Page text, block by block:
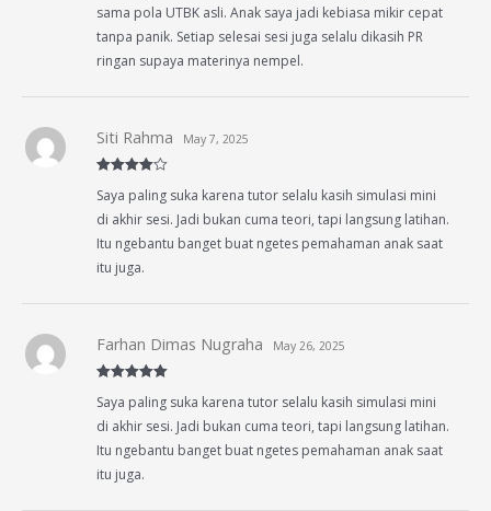
sama pola UTBK asli. Anak saya jadi kebiasa mikir cepat
tanpa panik. Setiap selesai sesi juga selalu dikasih PR
ringan supaya materinya nempel.
out of 5
Siti Rahma May 7, 2025
Saya paling suka karena tutor selalu kasih simulasi mini
di akhir sesi. Jadi bukan cuma teori, tapi langsung latihan.
Itu ngebantu banget buat ngetes pemahaman anak saat
itu juga.
of 5
Farhan Dimas Nugraha May 26, 2025
Saya paling suka karena tutor selalu kasih simulasi mini
di akhir sesi. Jadi bukan cuma teori, tapi langsung latihan.
Itu ngebantu banget buat ngetes pemahaman anak saat
itu juga.